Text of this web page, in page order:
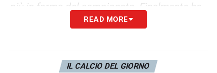
più in forma del campionato. Finalmente ho
visto una Juve attiva e mai passiva, questa è
Servirà poi confrontarsi con i fatti, se la Juve
non dovesse andare in Champions sarebbe
READ MORE
IL CALCIO DEL GIORNO